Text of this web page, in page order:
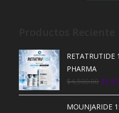
PHARMA
$4,500.00 $
MOUNJARIDE